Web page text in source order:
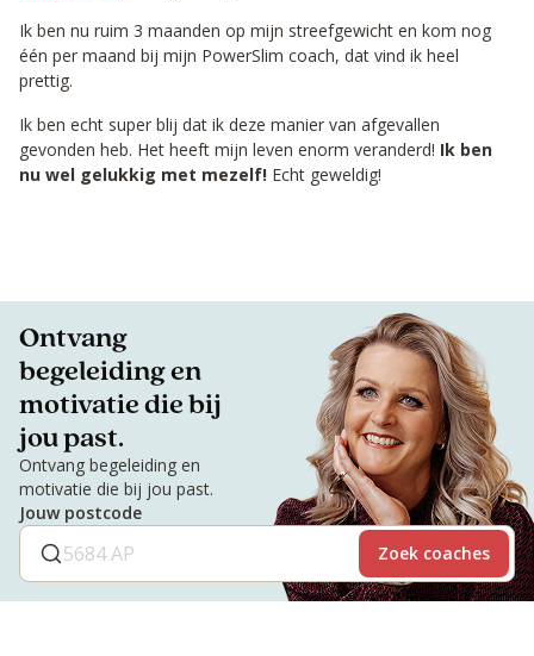
Ik ben nu ruim 3 maanden op mijn streefgewicht en kom nog
één per maand bij mijn PowerSlim coach, dat vind ik heel
prettig.
Ik ben echt super blij dat ik deze manier van afgevallen
gevonden heb. Het heeft mijn leven enorm veranderd! Ik ben
nu wel gelukkig met mezelf! Echt geweldig!
Ontvang
begeleiding en
motivatie die bij
jou past.
Ontvang begeleiding en
motivatie die bij jou past.
Jouw postcode
Zoek coaches